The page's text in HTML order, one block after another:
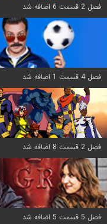
فصل 2 قسمت 6 اضافه شد
فصل 4 قسمت 1 اضافه شد
فصل 2 قسمت 8 اضافه شد
فصل 5 قسمت 5 اضافه شد